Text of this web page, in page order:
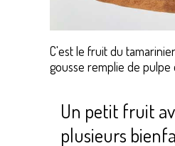
C'est le fruit du
gousse remplie de pulpe
Un petit fruit
plusieurs